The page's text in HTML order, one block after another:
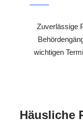
Zuverlässige
wichtigen
Häusliche